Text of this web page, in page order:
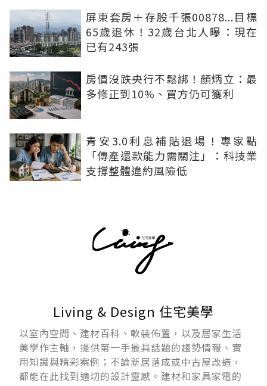
屏東套房＋存股千張00878...目標
65歲退休！32歲台北人曝：現在
已有243張
房價沒跌央行不鬆綁！顏炳立：最
多修正到10%、買方仍可獲利
青安3.0利息補貼退場！專家點
「傳產還款能力需關注」：科技業
支撐整體違約風險低
Living & Design 住宅美學
以室內空間、建材百科、軟裝佈置，以及居家生活
美學作主軸，提供第一手最具話題的趨勢情報、實
用知識與精彩案例；不論新居落成或中古屋改造，
都能在此找到適切的設計靈感。建材和家具家電的